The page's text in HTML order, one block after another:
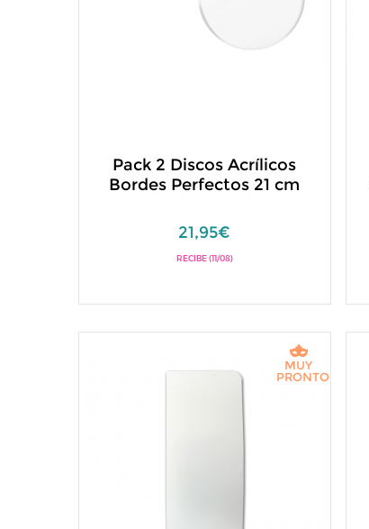
Pack 2 Discos Acrílicos
Bordes Perfectos 21 cm
21,95€
RECIBE (11/08)
MUY
PRONTO